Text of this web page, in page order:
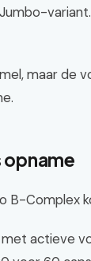
maar de
opname
B-Complex
actieve